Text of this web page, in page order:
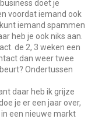
doet je
voordat iemand ook
iemand spammen
heb je ook niks aan.
de 2, 3 weken een
dan weer twee
Ondertussen
daar heb ik grijze
je er een jaar over,
een nieuwe markt